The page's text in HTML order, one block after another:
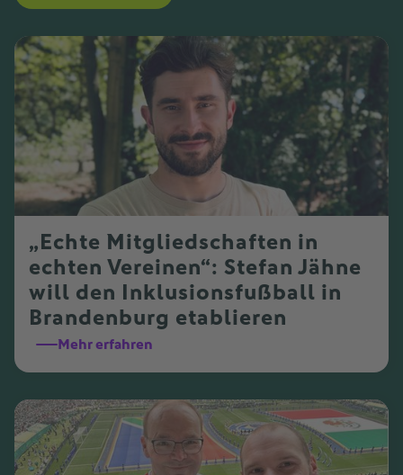
„Echte Mitgliedschaften in
echten Vereinen“: Stefan Jähne
will den Inklusionsfußball in
Brandenburg etablieren
Mehr erfahren